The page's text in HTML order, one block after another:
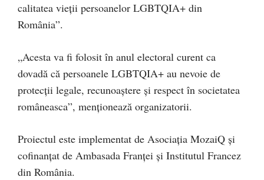
calitatea vieții persoanelor LGBTQIA+ din
România”.
„Acesta va fi folosit în anul electoral curent ca
dovadă că persoanele LGBTQIA+ au nevoie de
protecții legale, recunoaștere și respect în societatea
româneasca”, menționează organizatorii.
Proiectul este implementat de Asociația MozaiQ și
cofinanțat de Ambasada Franței și Institutul Francez
din România.